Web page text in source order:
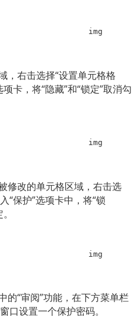
右击选择“设置单元格格
卡，将“隐藏”和“锁定”取消勾
改的单元格区域，右击选
“保护”选项卡中，将“锁
“审阅”功能，在下方菜单栏
口设置一个保护密码。